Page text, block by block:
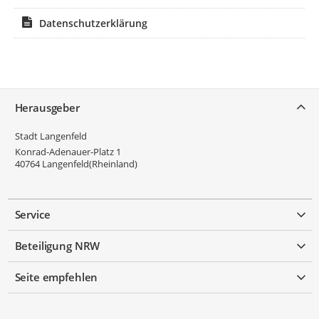
Datenschutzerklärung
Herausgeber
Stadt Langenfeld
Konrad-Adenauer-Platz 1
40764 Langenfeld(Rheinland)
Service
Beteiligung NRW
Seite empfehlen